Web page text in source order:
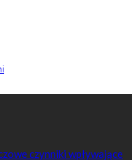
czynniki wpływające